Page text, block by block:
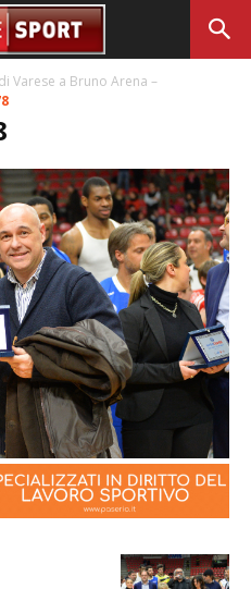
Varese a Bruno Arena –